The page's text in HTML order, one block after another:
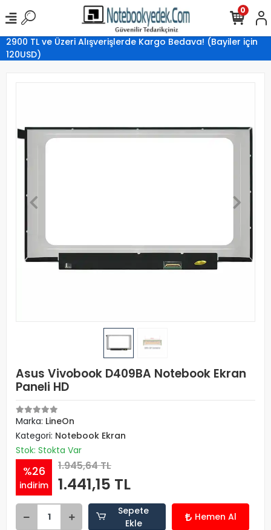
2900 TL ve Üzeri Alışverişlerde Kargo Bedava! (Bayiler için
120USD)
0
Asus Vivobook D409BA Notebook Ekran
Paneli HD
Marka: LineOn
Kategori: Notebook Ekran
Stok: Stokta Var
%26
indirim
1.945,64 TL
1.441,15 TL
Sepete
Ekle
Hemen Al